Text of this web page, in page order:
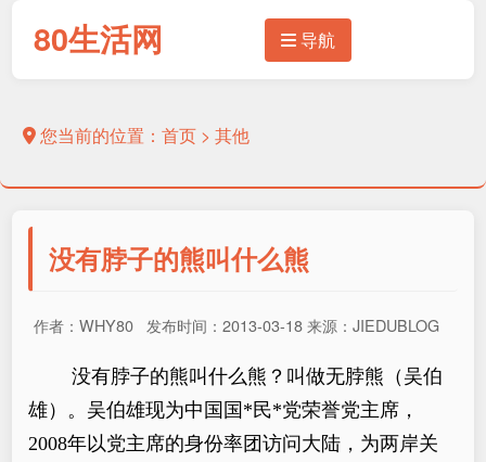
80生活网 导航
您当前的位置：首页 >其他
没有脖子的熊叫什么熊
作者：WHY80 发布时间：2013-03-18 来源：JIEDUBLOG
没有脖子的熊叫什么熊？叫做无脖熊（吴伯
雄）。吴伯雄现为中国国*民*党荣誉党主席，
2008年以党主席的身份率团访问大陆，为两岸关